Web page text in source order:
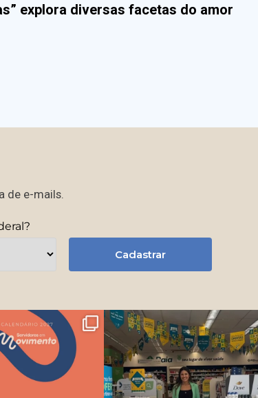
explora diversas facetas do amor
de e-mails.
Cadastrar